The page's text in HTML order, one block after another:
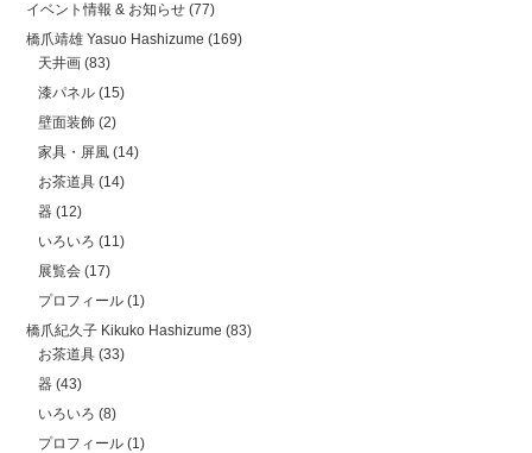
イベント情報 & お知らせ (77)
橋爪靖雄 Yasuo Hashizume (169)
天井画 (83)
漆パネル (15)
壁面装飾 (2)
家具・屏風 (14)
お茶道具 (14)
器 (12)
いろいろ (11)
展覧会 (17)
プロフィール (1)
橋爪紀久子 Kikuko Hashizume (83)
お茶道具 (33)
器 (43)
いろいろ (8)
プロフィール (1)